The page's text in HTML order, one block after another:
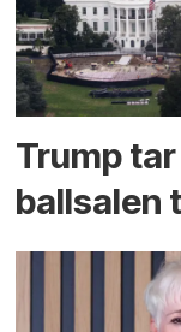
Trump
ballsalen